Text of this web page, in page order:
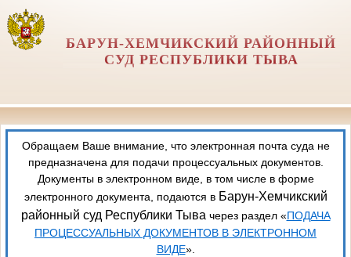
БАРУН-ХЕМЧИКСКИЙ РАЙОННЫЙ
СУД РЕСПУБЛИКИ ТЫВА
Обращаем Ваше внимание, что электронная почта суда не
предназначена для подачи процессуальных документов.
Документы в электронном виде, в том числе в форме
электронного документа, подаются в Барун-Хемчикский
районный суд Республики Тывачерез раздел «ПОДАЧА
ПРОЦЕССУАЛЬНЫХ ДОКУМЕНТОВ В ЭЛЕКТРОННОМ
ВИДЕ».